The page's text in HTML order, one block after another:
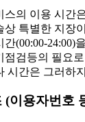
스의 이용 시간
상 특별한 지장
간(00:00-24:00)
점검등의 필요
시간은 그러하
(이용자번호